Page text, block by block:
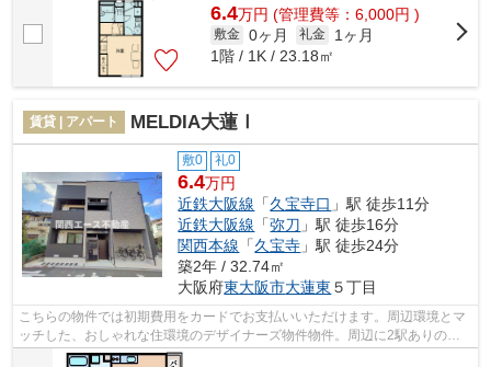
6.4万円 (管理費等：6,000円 )
敷金 0ヶ月 礼金
1ヶ月
1階 / 1K / 23.18㎡
賃貸 | アパート MELDIA大蓮Ⅰ
敷0 礼0
6.4万円
近鉄大阪線 「久宝寺口 」駅 徒歩11分
近鉄大阪線 「弥刀 」駅 徒歩16分
関西本線 「久宝寺 」駅 徒歩24分
築2年 / 32.74㎡
大阪府東大阪市大蓮東 ５丁目
こちらの物件では初期費用をカードでお支払いいただけます。周辺環境とマ
ッチした、おしゃれな住環境のデザイナーズ物件物件。周辺に2駅ありの電
車通勤しやすい物件です。こちらの物件...